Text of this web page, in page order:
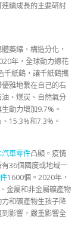
續成長的主要研討
萎縮、構造分化，
年，全球動力總花
千紙鶴，讓千紙鶴攜
雅地繫在自己的右
、煤炭、自然氣分
動力增加9.7%。
15.3%和7.3%。
汽車零件凸顯。疫情
36個國度或地域一
1600個。2020年，
金屬和非金屬礦產物
和礦產物生孩子降
影響，嚴重影響全